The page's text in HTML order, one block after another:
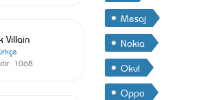
Villain
1068
Mesaj
Nokia
Okul
Oppo